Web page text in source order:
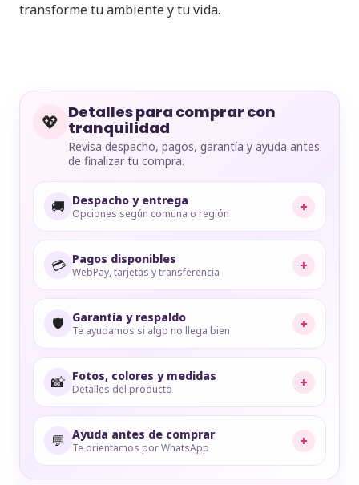
transforme tu ambiente y tu vida.
💖 Detalles para comprar con
tranquilidad
Revisa despacho, pagos, garantía y ayuda antes
de finalizar tu compra.
🚚 Despacho y entrega
Opciones según comuna o región +
💳 Pagos disponibles
WebPay, tarjetas y transferencia +
🛡️ Garantía y respaldo
Te ayudamos si algo no llega bien +
📸 Fotos, colores y medidas
Detalles del producto +
💬 Ayuda antes de comprar
Te orientamos por WhatsApp +